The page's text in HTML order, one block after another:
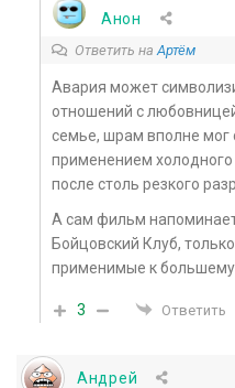
Анон
Ответить наАртём
Авария может
отношений с
семье, шрам вполне мог
применением
после столь резкого
А сам фильм
Бойцовский Клуб,
применимые к
3 Ответить
Андрей